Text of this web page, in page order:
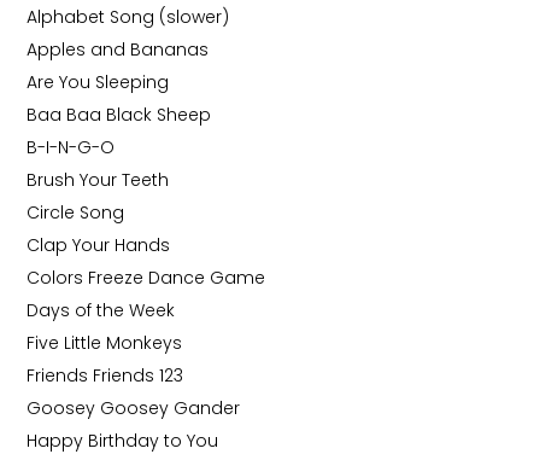
Alphabet Song (slower)
Apples and Bananas
Are You Sleeping
Baa Baa Black Sheep
B-I-N-G-O
Brush Your Teeth
Circle Song
Clap Your Hands
Colors Freeze Dance Game
Days of the Week
Five Little Monkeys
Friends Friends 123
Goosey Goosey Gander
Happy Birthday to You